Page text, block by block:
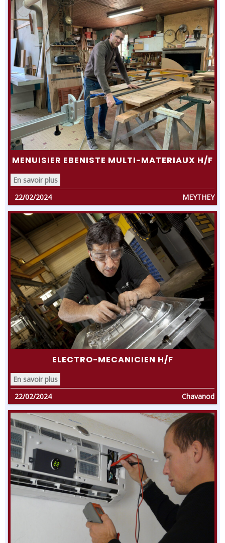
MENUISIER EBENISTE MULTI-MATERIAUX H/F
En savoir plus
22/02/2024
MEYTHEY
ELECTRO-MECANICIEN H/F
En savoir plus
22/02/2024
Chavanod